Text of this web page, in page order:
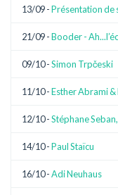
13/09 -Présentation de
21/09 -Booder -
09/10 -Simon Trpčeski
11/10 -Esther Abrami
12/10 -Stéphane
14/10 -Paul Staïcu
16/10 -Adi Neuhaus